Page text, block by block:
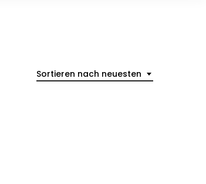
Sortieren nach neuesten